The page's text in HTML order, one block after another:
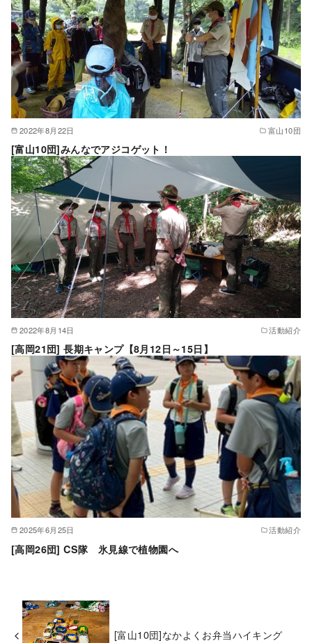
2022年8月22日 富山10団
[富山10団]みんなでアジコゲット！
2022年8月14日 活動紹介
[高岡21団] 長期キャンプ【8月12日～15日】
2025年6月25日 活動紹介
[高岡26団] CS隊 氷見線で植物園へ
[富山10団]なかよくお弁当ハイキング